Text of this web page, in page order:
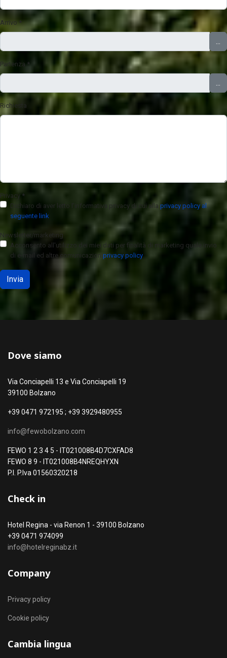
Arrivo *
...
Partenza *
...
Richiesta
Privacy *
Dichiaro di aver letto l’informativa privacy di cui alla privacy policy al
seguente link
Newsletter/marketing
Acconsento all'utilizzo dei miei dati per finalità di marketing quale invio
di e-mail ed altre comunicazioni privacy policy
Invia
Dove siamo
Via Conciapelli 13 e Via Conciapelli 19
39100 Bolzano
+39 0471 972195 ; +39 3929480955
info@fewobolzano.com
FEWO 1 2 3 4 5 - IT021008B4D7CXFAD8
FEWO 8 9 - IT021008B4NREQHYXN
P.I. P.Iva 01560320218
Check in
Hotel Regina - via Renon 1 - 39100 Bolzano
+39 0471 974099
info@hotelreginabz.it
Company
Privacy policy
Cookie policy
Cambia lingua